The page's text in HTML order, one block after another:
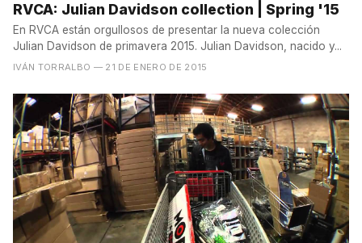
RVCA: Julian Davidson collection | Spring '15
En RVCA están orgullosos de presentar la nueva colección
Julian Davidson de primavera 2015. Julian Davidson, nacido y...
IVÁN TORRALBO — 21 DE ENERO DE 2015